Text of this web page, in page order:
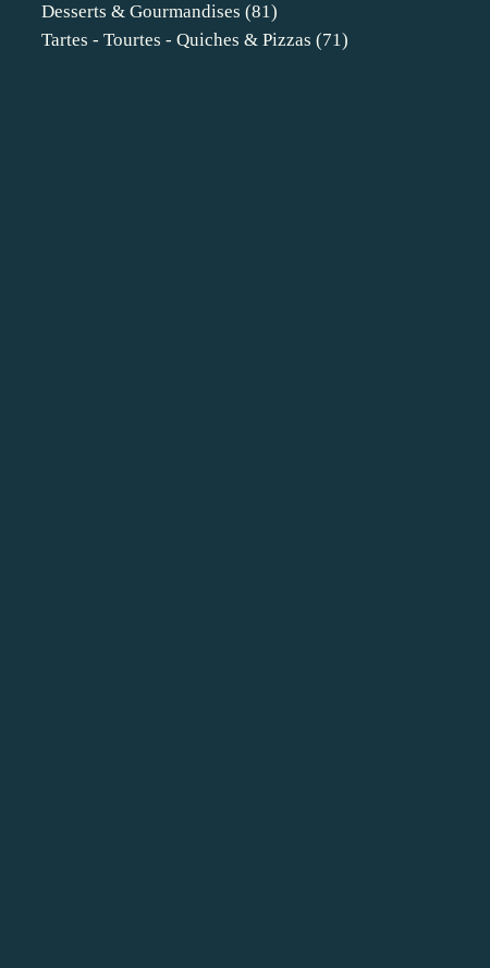
Desserts & Gourmandises (81)
Tartes - Tourtes - Quiches & Pizzas (71)